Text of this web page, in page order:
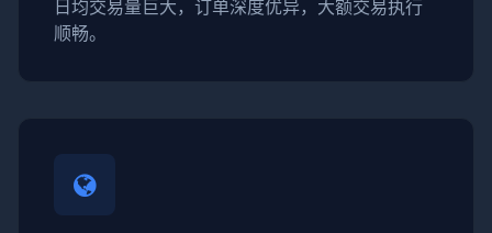
日均交易量巨大，订单深度优异，大额交易执行
顺畅。